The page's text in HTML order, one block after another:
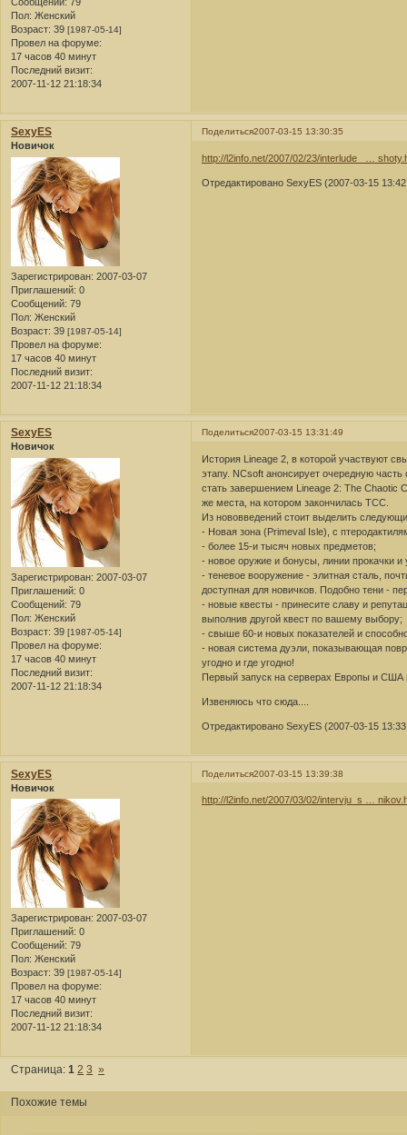
Пол: Женский
Возраст: 39 [1987-05-14]
Провел на форуме:
17 часов 40 минут
Последний визит:
2007-11-12 21:18:34
Поделиться2007-03-15 13:30:35
SexyES
Новичок
Зарегистрирован: 2007-03-07
Приглашений: 0
Сообщений: 79
Пол: Женский
Возраст: 39 [1987-05-14]
Провел на форуме:
17 часов 40 минут
Последний визит:
2007-11-12 21:18:34
http://l2info.net/2007/02/23/interlude_ …
Отредактировано SexyES (2007-03-15
Поделиться2007-03-15 13:31:49
SexyES
Новичок
Зарегистрирован: 2007-03-07
Приглашений: 0
Сообщений: 79
Пол: Женский
Возраст: 39 [1987-05-14]
Провел на форуме:
17 часов 40 минут
Последний визит:
2007-11-12 21:18:34
История Lineage 2, в которой участвуют
этапу. NCsoft анонсирует очередную
стать завершением Lineage 2: The Chaotic
же места, на котором закончилась TCC.
Из нововведений стоит выделить
- Новая зона (Primeval Isle), с
- более 15-и тысяч новых предметов;
- новое оружие и бонусы, линии прокачки и
- теневое вооружение - элитная сталь,
доступная для новичков. Подобно тени -
- новые квесты - принесите славу и
выполнив другой квест по вашему выбору;
- свыше 60-и новых показателей и
- новая система дуэли, показывающая
угодно и где угодно!
Первый запуск на серверах Европы и США
Извеняюсь что сюда....
Отредактировано SexyES (2007-03-15
Поделиться2007-03-15 13:39:38
SexyES
Новичок
Зарегистрирован: 2007-03-07
Приглашений: 0
Сообщений: 79
Пол: Женский
Возраст: 39 [1987-05-14]
Провел на форуме:
17 часов 40 минут
Последний визит:
2007-11-12 21:18:34
http://l2info.net/2007/03/02/intervju_s …
Страница:1 2 3 »
Похожие темы